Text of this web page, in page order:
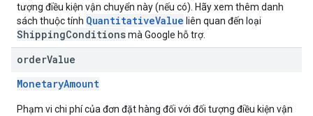
tượng điều kiện vận chuyển này (nếu có). Hãy xem thêm danh
sách thuộc tính QuantitativeValue liên quan đến loại
ShippingConditionsmà Google hỗ trợ.
orderValue
MonetaryAmount
Phạm vi chi phí của đơn đặt hàng đối với đối tượng điều kiện vận